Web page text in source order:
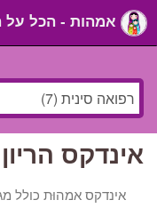
אינדקס
אינדקס אמהוּת כולל